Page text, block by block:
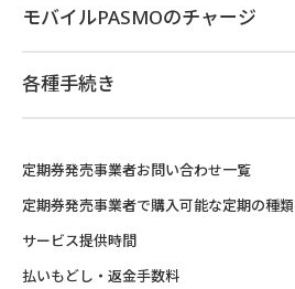
モバイルPASMOのチャージ
各種手続き
定期券発売事業者お問い合わせ一覧
定期券発売事業者で購入可能な定期の種類
サービス提供時間
払いもどし・返金手数料